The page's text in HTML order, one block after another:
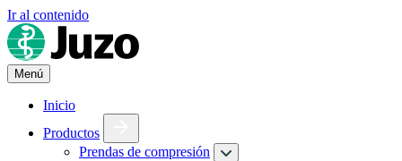
Ir al contenido
Menú
Inicio
Productos
Prendas de compresión